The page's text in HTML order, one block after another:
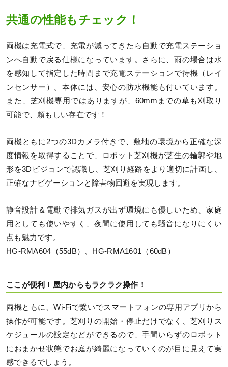
共通の性能もチェック！
両機は充電式で、充電が減ってきたら自動で充電ステーショ
ンへ自動で戻る仕様になっています。さらに、雨の場合は水
を感知して指定した時間まで充電ステーションで待機（レイ
ンセンサー）。本体には、安心の防水機能も付いています。
また、芝刈機専用ではありますが、60mmまでの草も刈取り
可能で、頼もしい存在です！
両機ともに2つの3Dカメラ付きで、敷地の環境から正確な深
度情報を取得することで、ロボット芝刈機が芝生の輪郭や地
形を3Dビジョンで認識し、芝刈り経路をより適切に計画し、
正確なナビゲーションと障害物回避を実現します。
静音設計＆電動で排気ガスが出ず環境にも優しいため、家庭
用としても使いやすく、夜間に使用しても騒音になりにくい
点も魅力です。
HG-RMA604（55dB）、HG-RMA1601（60dB）
ここが便利！屋内からもラクラク操作！
両機ともに、Wi-Fiで繋いでスマートフォンの専用アプリから
操作が可能です。芝刈りの開始・停止だけでなく、芝刈りス
ケジュールの設定などができるので、手間いらずのロボット
におまかせ状態でお庭が綺麗になっていくのが目に見えて実
感できるでしょう。